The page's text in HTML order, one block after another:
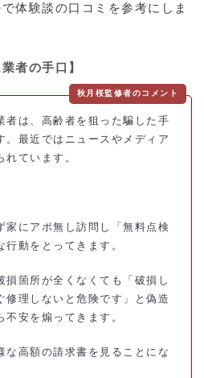
体験談の口コミを参考にしま
者の手口】
秋月桜監修者のコメント
者は、高齢者を狙った騙した手
。最近ではニュースやメディア
れています。
家にアポ無し訪問し「無料点検
行動をとってきます。
損箇所が全くなくても「破損し
修理しないと危険です」と偽造
不安を煽ってきます。
な高額の請求書を見ることにな